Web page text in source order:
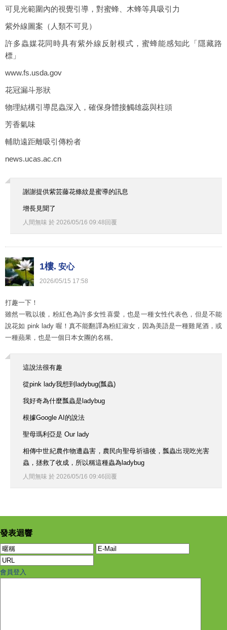
可見光範圍內的視覺引導，對蜜蜂、木蜂等具吸引力
紫外線圖案（人類不可見）
許多蟲媒花同時具有紫外線反射模式，蜜蜂能感知此「隱藏路
標」
www.fs.usda.gov
花冠漏斗形狀
物理結構引導昆蟲深入，確保身體接觸雄蕊與柱頭
芳香氣味
輔助遠距離吸引傳粉者
news.ucas.ac.cn
謝謝提供紫芸藤花條紋是蜜導的訊息
增長見聞了
人間無味 於 2026/05/16 09:48回覆
1樓. 安心
2026/05/15 17:58
打趣一下！
雖然一戰以後，粉紅色為許多女性喜愛，也是一種女性代表色，但是不能
說花如 pink lady 喔！真不能翻譯為粉紅淑女，因為美語是一種雞尾酒，或
一種蘋果，也是一個日本女團的名稱。
這說法很有趣
從pink lady我想到ladybug(瓢蟲)
我好奇為什麼瓢蟲是ladybug
根據Google AI的說法
聖母瑪利亞是 Our lady
相傳中世紀農作物遭蟲害，農民向聖母祈禱後，瓢蟲出現吃光害
蟲，拯救了收成，所以稱這種蟲為ladybug
人間無味 於 2026/05/16 09:46回覆
發表迴響
會員登入